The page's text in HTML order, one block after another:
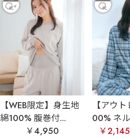
【WEB限定】身生地
綿100% 腹巻付...
￥4,950
【アウ
00% ネ
￥